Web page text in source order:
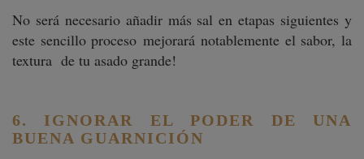
No será necesario añadir más sal en etapas siguientes y
este sencillo proceso mejorará notablemente el sabor, la
textura de tu asado grande!
6. IGNORAR EL PODER DE UNA
BUENA GUARNICIÓN